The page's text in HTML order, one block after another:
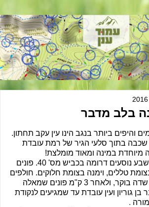
בלב מדבר
והיפים ביותר בנגב הינו עין עקב תחתון.
שכבה בתוך סלעי הגיר של רמת עובדת
מיוחדת במינה ומאוד מומלצת!
: מבאר-שבע נוסעים דרומה בכביש מס' 40. פונים
טללים, וימנה בצומת חלוקים. חולפים
שדה בוקר,
ולאחר 3 ק"מ פונים שמאלה
גוריון ועין עובדת עד שמגיעים לנקודת
.